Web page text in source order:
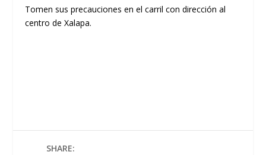
Tomen sus precauciones en el carril con dirección al
centro de Xalapa.
SHARE: